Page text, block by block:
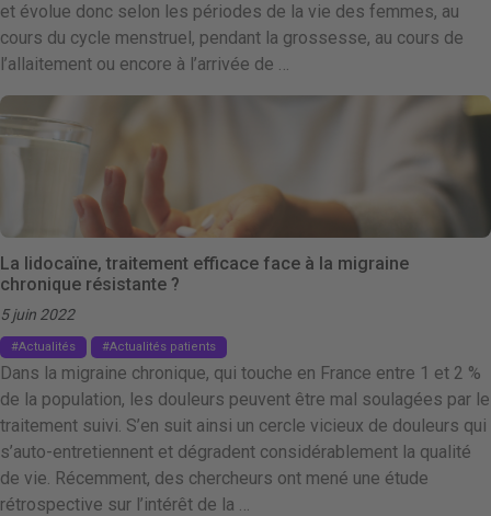
et évolue donc selon les périodes de la vie des femmes, au
cours du cycle menstruel, pendant la grossesse, au cours de
l’allaitement ou encore à l’arrivée de …
La lidocaïne, traitement efficace face à la migraine
chronique résistante ?
5 juin 2022
Actualités Actualités patients
Dans la migraine chronique, qui touche en France entre 1 et 2 %
de la population, les douleurs peuvent être mal soulagées par le
traitement suivi. S’en suit ainsi un cercle vicieux de douleurs qui
s’auto-entretiennent et dégradent considérablement la qualité
de vie. Récemment, des chercheurs ont mené une étude
rétrospective sur l’intérêt de la …